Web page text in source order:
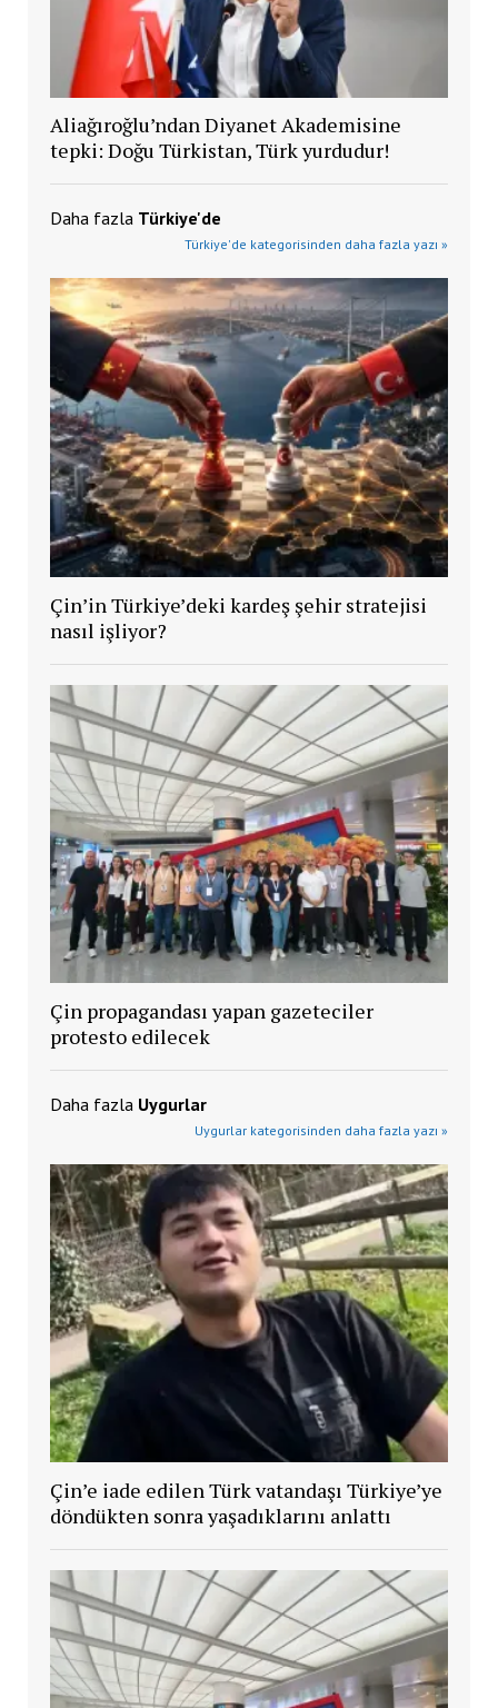
Aliağıroğlu’ndan Diyanet Akademisine
tepki: Doğu Türkistan, Türk yurdudur!
Daha fazla Türkiye'de
Türkiye'de kategorisinden daha fazla yazı »
Çin’in Türkiye’deki kardeş şehir stratejisi
nasıl işliyor?
Çin propagandası yapan gazeteciler
protesto edilecek
Daha fazla Uygurlar
Uygurlar kategorisinden daha fazla yazı »
Çin’e iade edilen Türk vatandaşı Türkiye’ye
döndükten sonra yaşadıklarını anlattı